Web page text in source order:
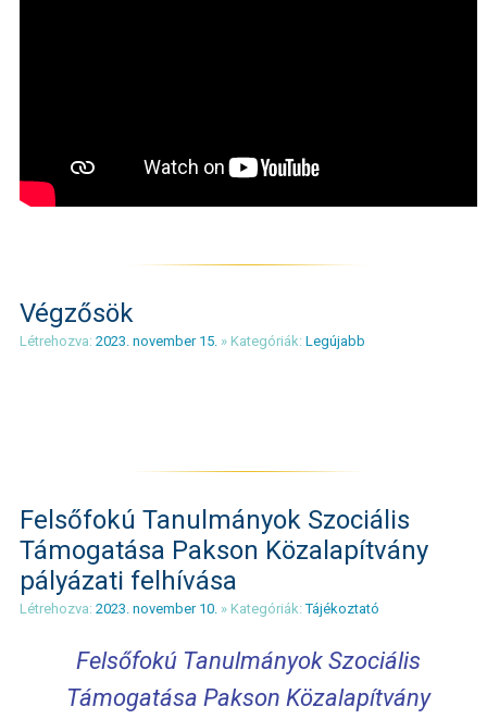
Végzősök
Létrehozva: 2023. november 15. » Kategóriák: Legújabb
Felsőfokú Tanulmányok Szociális
Támogatása Pakson Közalapítvány
pályázati felhívása
Létrehozva: 2023. november 10. » Kategóriák:Tájékoztató
Felsőfokú Tanulmányok Szociális
Támogatása Pakson Közalapítvány